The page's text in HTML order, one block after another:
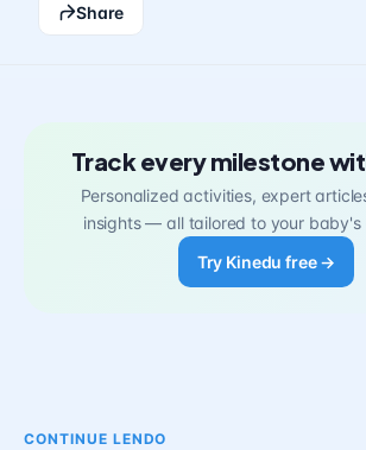
Share
Track every milestone
Personalized activities, expert
insights — all tailored to your baby's
Try Kinedu free →
CONTINUE LENDO